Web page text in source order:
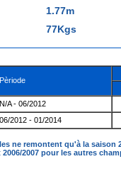
1.77m
77Kgs
Pèriode
N/A - 06/2012
06/2012 - 01/2014
ne remontent qu'à la saison
2006/2007 pour les autres